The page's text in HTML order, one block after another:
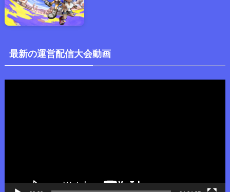
最新の運営配信大会動画